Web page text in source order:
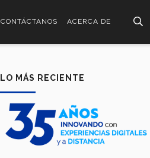
CONTÁCTANOS ACERCA DE
LO MÁS RECIENTE